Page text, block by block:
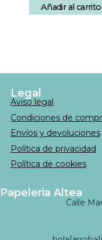
Añadir al carrito
Legal
Aviso legal
Condiciones de
Envíos y devoluciones
Política de privacidad
Política de cookies
Papeleria Altea
Calle